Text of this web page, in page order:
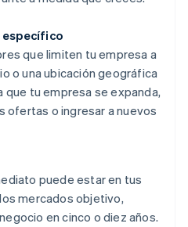
específico
que limiten tu empresa a
o una ubicación geográfica
que tu empresa se expanda,
ofertas o ingresar a nuevos
puede estar en tus
mercados objetivo,
en cinco o diez años.